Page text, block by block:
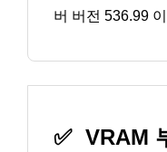
버 버전 536.99
✅ VRAM